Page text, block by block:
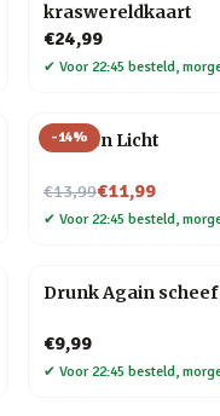
kraswereldkaart
€24,99
✔ Voor 22:45 besteld,
-14%
Flessen Licht
€13,99
Nu voor€11,99
✔ Voor 22:45 besteld,
Drunk Again
€9,99
✔ Voor 22:45 besteld,